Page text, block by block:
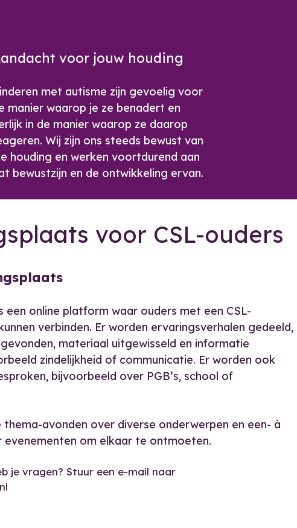
voor jouw houding
met autisme zijn gevoelig voor
manier waarop je ze benadert en
in de manier waarop ze daarop
Wij zijn ons steeds bewust van
houding en werken voortdurend aan
bewustzijn en de ontwikkeling ervan.
voor CSL-ouders
een online platform waar ouders met een CSL-
verbinden. Er worden ervaringsverhalen gedeeld,
materiaal uitgewisseld en informatie
zindelijkheid of communicatie. Er worden ook
bijvoorbeeld over PGB’s, school of
thema-avonden over diverse onderwerpen en een- à
evenementen om elkaar te ontmoeten.
je vragen? Stuur een e-mail naar